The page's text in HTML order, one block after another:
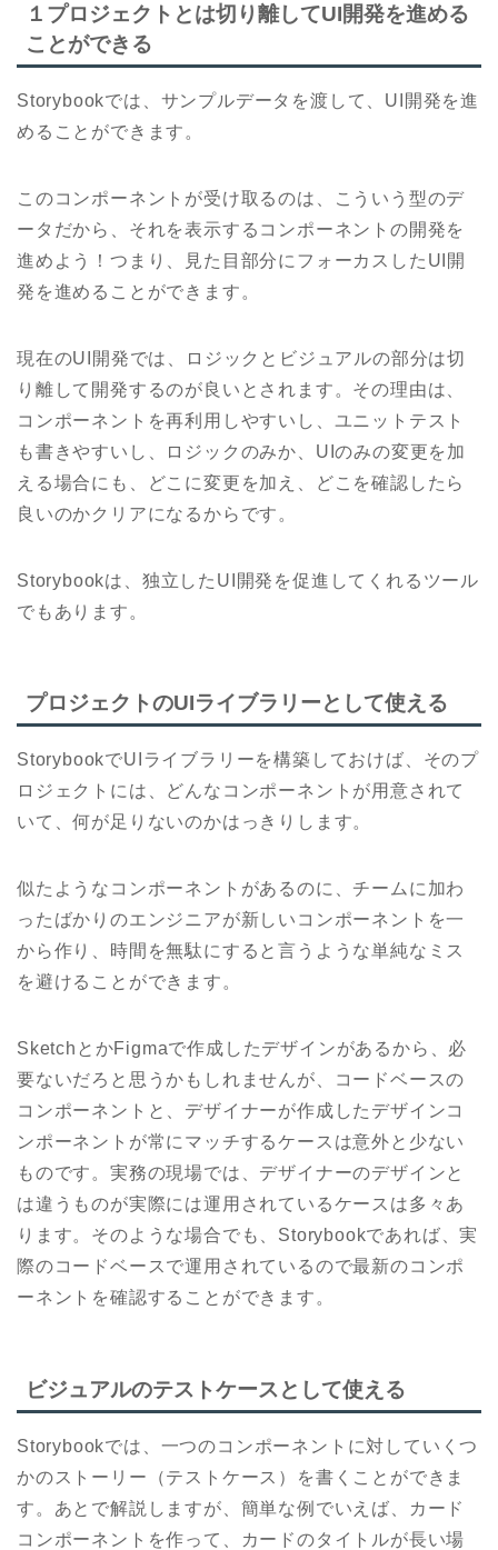
１プロジェクトとは切り離してUI開発を進める
ことができる
Storybookでは、サンプルデータを渡して、UI開発を進
めることができます。
このコンポーネントが受け取るのは、こういう型のデ
ータだから、それを表示するコンポーネントの開発を
進めよう！つまり、見た目部分にフォーカスしたUI開
発を進めることができます。
現在のUI開発では、ロジックとビジュアルの部分は切
り離して開発するのが良いとされます。その理由は、
コンポーネントを再利用しやすいし、ユニットテスト
も書きやすいし、ロジックのみか、UIのみの変更を加
える場合にも、どこに変更を加え、どこを確認したら
良いのかクリアになるからです。
Storybookは、独立したUI開発を促進してくれるツール
でもあります。
プロジェクトのUIライブラリーとして使える
StorybookでUIライブラリーを構築しておけば、そのプ
ロジェクトには、どんなコンポーネントが用意されて
いて、何が足りないのかはっきりします。
似たようなコンポーネントがあるのに、チームに加わ
ったばかりのエンジニアが新しいコンポーネントを一
から作り、時間を無駄にすると言うような単純なミス
を避けることができます。
SketchとかFigmaで作成したデザインがあるから、必
要ないだろと思うかもしれませんが、コードベースの
コンポーネントと、デザイナーが作成したデザインコ
ンポーネントが常にマッチするケースは意外と少ない
ものです。実務の現場では、デザイナーのデザインと
は違うものが実際には運用されているケースは多々あ
ります。そのような場合でも、Storybookであれば、実
際のコードベースで運用されているので最新のコンポ
ーネントを確認することができます。
ビジュアルのテストケースとして使える
Storybookでは、一つのコンポーネントに対していくつ
かのストーリー（テストケース）を書くことができま
す。あとで解説しますが、簡単な例でいえば、カード
コンポーネントを作って、カードのタイトルが長い場